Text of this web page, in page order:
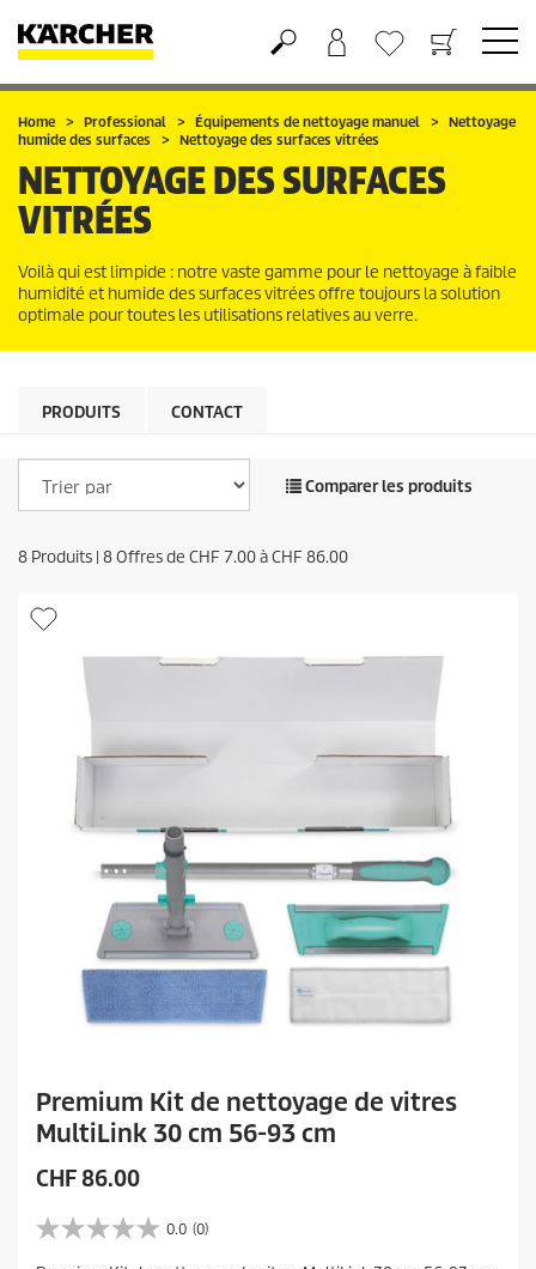
Panier
Liste d'envies
Home Professional Équipements de nettoyage manuel
Nettoyage
humide des surfaces
Nettoyage des surfaces vitrées
NETTOYAGE DES SURFACES
VITRÉES
Voilà qui est limpide : notre vaste gamme pour le nettoyage à faible
humidité et humide des surfaces vitrées offre toujours la solution
optimale pour toutes les utilisations relatives au verre.
PRODUITS CONTACT
Comparer les produits
8 Produits | 8Offres de CHF 7.00àCHF 86.00
Premium Kit de nettoyage de vitres
MultiLink 30 cm 56-93 cm
P
i
CHF 86.00
0.0 (0)
0